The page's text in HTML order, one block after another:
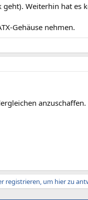
geht). Weiterhin hat es
Gehäuse nehmen.
anzuschaffen.
registrieren, um hier zu